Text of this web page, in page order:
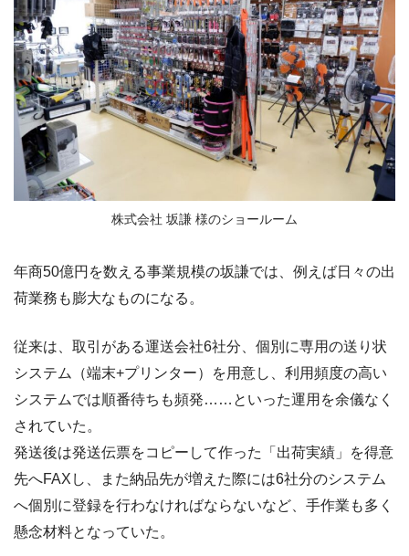
株式会社 坂謙 様のショールーム
年商50億円を数える事業規模の坂謙では、例えば日々の出
荷業務も膨大なものになる。
従来は、取引がある運送会社6社分、個別に専用の送り状
システム（端末+プリンター）を用意し、利用頻度の高い
システムでは順番待ちも頻発……といった運用を余儀なく
されていた。
発送後は発送伝票をコピーして作った「出荷実績」を得意
先へFAXし、また納品先が増えた際には6社分のシステム
へ個別に登録を行わなければならないなど、手作業も多く
懸念材料となっていた。